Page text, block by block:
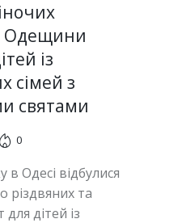
Одещини
із
сімей з
святами
0
в Одесі відбулися
різдвяних та
дітей із